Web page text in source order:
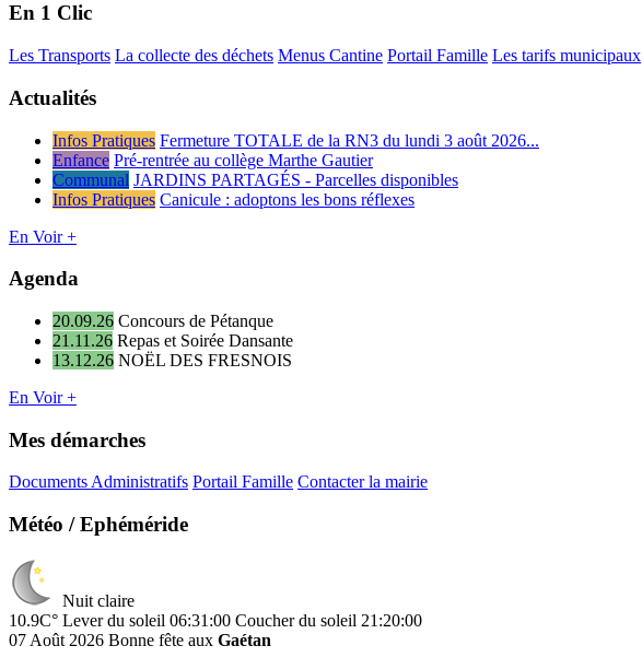
En 1 Clic
Les Transports La collecte des déchets Menus Cantine Portail Famille Les tarifs municipaux
Actualités
Infos Pratiques Fermeture TOTALE de la RN3 du lundi 3 août 2026...
Enfance Pré-rentrée au collège Marthe Gautier
Communal JARDINS PARTAGÉS - Parcelles disponibles
Infos Pratiques Canicule : adoptons les bons réflexes
En Voir +
Agenda
20.09.26 Concours de Pétanque
21.11.26 Repas et Soirée Dansante
13.12.26 NOËL DES FRESNOIS
En Voir +
Mes démarches
Documents Administratifs Portail Famille Contacter la mairie
Météo / Ephéméride
Nuit claire
10.9C° Lever du soleil 06:31:00 Coucher du soleil 21:20:00
07 Août 2026 Bonne fête aux Gaétan